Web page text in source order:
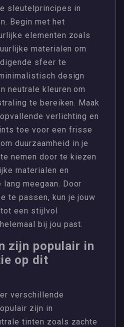
sleutelprincipes in
Begin met het
elementen zoals
materialen om
sfeer te
design
neutrale kleuren om
te bereiken. Maak
verlichting en
toe voor een frisse
duurzaamheid in je
nemen door te kiezen
materialen en
meegaan. Door
te passen, kun je jouw
een stijlvol
bij jou past.
zijn populair in
op dit
verschillende
zijn in
tinten zoals zachte